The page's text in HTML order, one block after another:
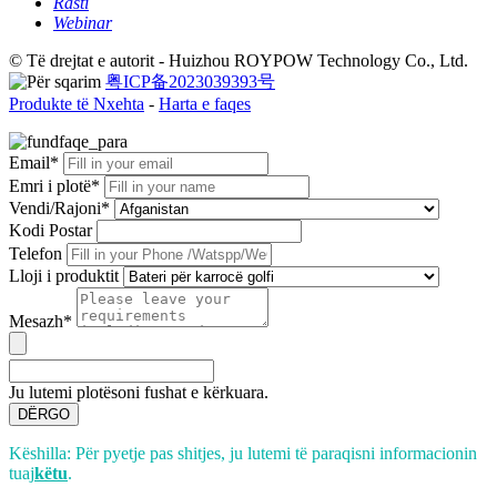
Webinar
© Të drejtat e autorit - Huizhou ROYPOW Technology Co., Ltd.
粤ICP备2023039393号
Produkte të Nxehta - Harta e faqes
Email*
Emri i plotë*
Vendi/Rajoni*
Kodi Postar
Telefon
Lloji i produktit
Mesazh*
Ju lutemi plotësoni fushat e kërkuara.
DËRGO
Këshilla: Për pyetje pas shitjes, ju lutemi të paraqisni informacionin
tuajkëtu.